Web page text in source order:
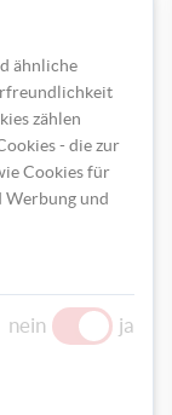
ähnliche
zählen
- die zur
Cookies für
Werbung und
nein ja